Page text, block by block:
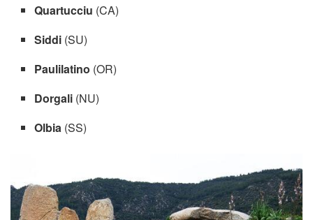
Quartucciu (CA)
Siddi (SU)
Paulilatino (OR)
Dorgali (NU)
Olbia (SS)